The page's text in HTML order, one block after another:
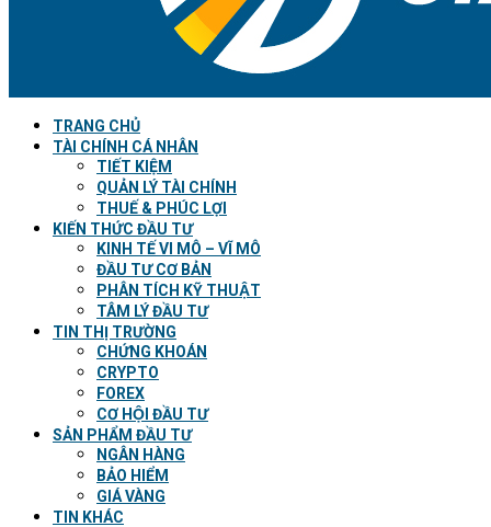
TRANG CHỦ
TÀI CHÍNH CÁ NHÂN
TIẾT KIỆM
QUẢN LÝ TÀI CHÍNH
THUẾ & PHÚC LỢI
KIẾN THỨC ĐẦU TƯ
KINH TẾ VI MÔ – VĨ MÔ
ĐẦU TƯ CƠ BẢN
PHÂN TÍCH KỸ THUẬT
TÂM LÝ ĐẦU TƯ
TIN THỊ TRƯỜNG
CHỨNG KHOÁN
CRYPTO
FOREX
CƠ HỘI ĐẦU TƯ
SẢN PHẨM ĐẦU TƯ
NGÂN HÀNG
BẢO HIỂM
GIÁ VÀNG
TIN KHÁC